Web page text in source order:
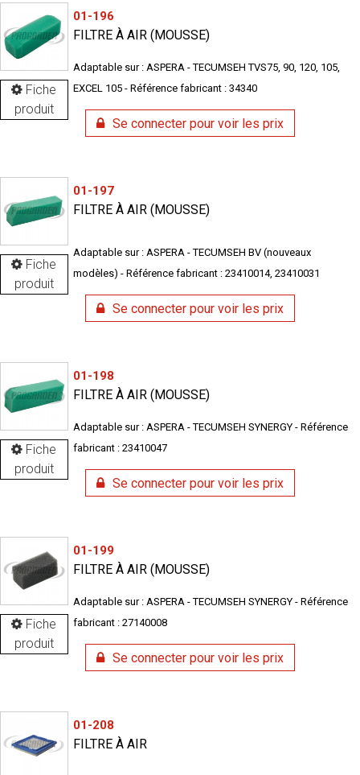
Fiche
produit
01-196
FILTRE À AIR (MOUSSE)
Adaptable sur : ASPERA - TECUMSEH TVS75, 90, 120, 105,
EXCEL 105 - Référence fabricant : 34340
Se connecter pour voir les prix
Fiche
produit
01-197
FILTRE À AIR (MOUSSE)
Adaptable sur : ASPERA - TECUMSEH BV (nouveaux
modèles) - Référence fabricant : 23410014, 23410031
Se connecter pour voir les prix
Fiche
produit
01-198
FILTRE À AIR (MOUSSE)
Adaptable sur : ASPERA - TECUMSEH SYNERGY - Référence
fabricant : 23410047
Se connecter pour voir les prix
Fiche
produit
01-199
FILTRE À AIR (MOUSSE)
Adaptable sur : ASPERA - TECUMSEH SYNERGY - Référence
fabricant : 27140008
Se connecter pour voir les prix
01-208
FILTRE À AIR